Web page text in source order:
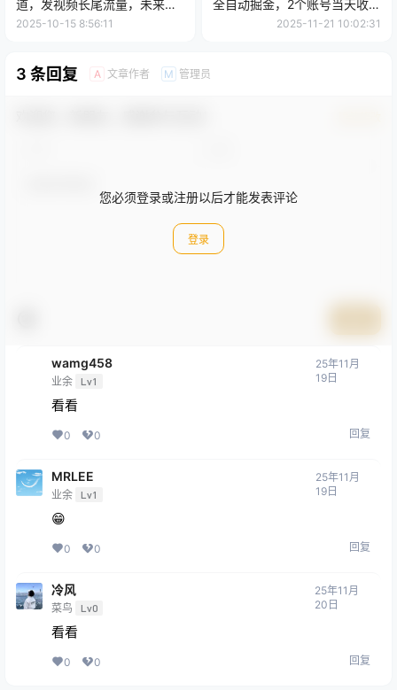
道，发视频长尾流量，未来几
年躺赚被动收益，全程从0-1详
2025-10-15 8:56:11
全自动掘金，2个账号当天收益
3张+，小白闭眼冲
2025-11-21 10:02:31
3 条回复 A 文章作者 M 管理员
您必须登录或注册以后才能发表评论
登录
wamg458
业余 Lv1
25年11月
19日
看看
0 0 回复
MRLEE
业余 Lv1
25年11月
19日
😁
0 0 回复
冷风
菜鸟 Lv0
25年11月
20日
看看
0 0 回复